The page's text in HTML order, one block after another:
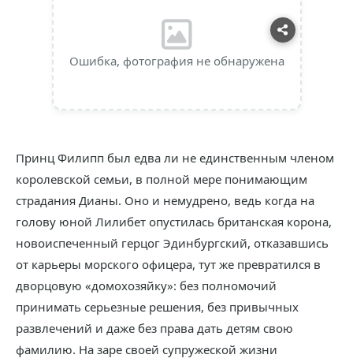
Ошибка, фотография не обнаружена
Принц Филипп был едва ли не единственным членом
королевской семьи, в полной мере понимающим
страдания Дианы. Оно и немудрено, ведь когда на
голову юной Лилибет опустилась британская корона,
новоиспеченный герцог Эдинбургский, отказавшись
от карьеры морского офицера, тут же превратился в
дворцовую «домохозяйку»: без полномочий
принимать серьезные решения, без привычных
развлечений и даже без права дать детям свою
фамилию. На заре своей супружеской жизни